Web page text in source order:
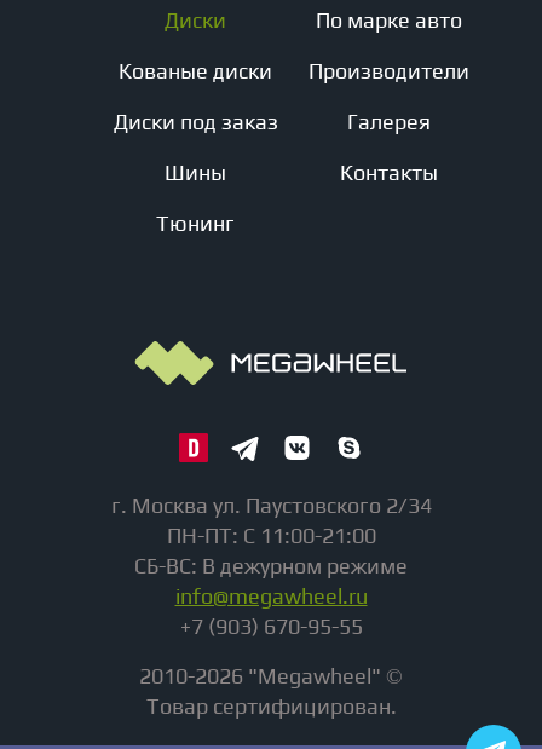
Диски
Кованые диски
Диски под заказ
Шины
Тюнинг
По марке авто
Производители
Галерея
Контакты
г. Москва ул. Паустовского 2/34
ПН-ПТ: С 11:00-21:00
СБ-ВС: В дежурном режиме
info@megawheel.ru
+7 (903) 670-95-55
2010-2026 "Megawheel" ©
Товар сертифицирован.